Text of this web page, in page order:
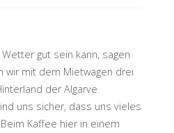
gut sein kann, sagen
wir mit dem Mietwagen drei
der Algarve
uns sicher, dass uns vieles
Kaffee hier in einem